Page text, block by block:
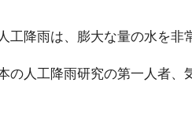
人工降雨は、膨大な量の水を
の人工降雨研究の第一人者、